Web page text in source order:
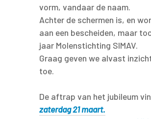
vorm, vandaar de naam.
Achter de schermen is, en
aan een bescheiden, maar
jaar Molenstichting SIMAV.
Graag geven we alvast
toe.
De aftrap van het jubileum
zaterdag 21 maart.